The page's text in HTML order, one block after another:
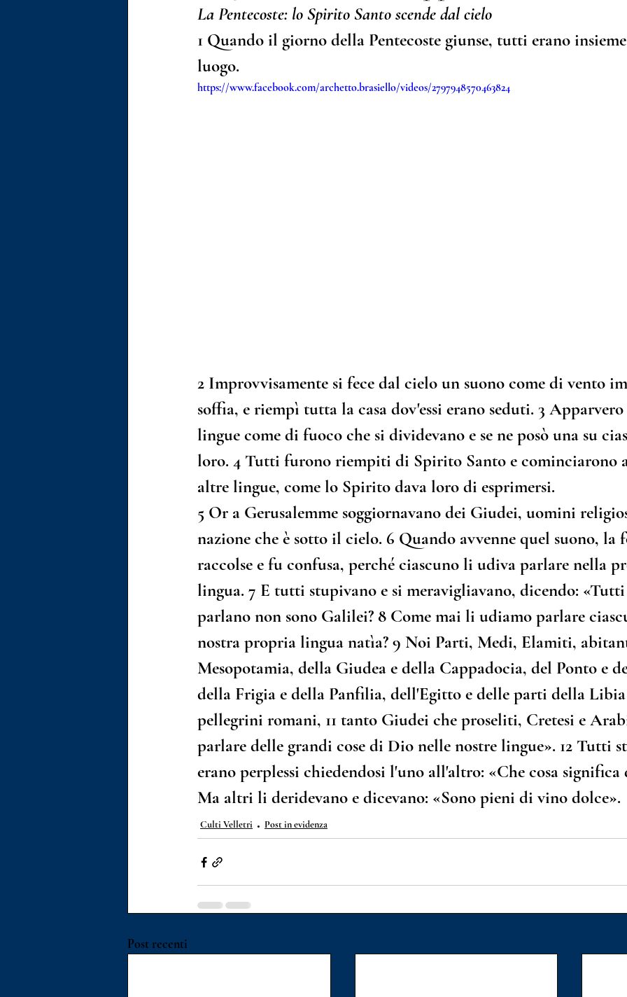
Pastore Gionathan Brasiello Cantici Cristiani Riflessioni del Pastore Nel sociale
Il nostro pastore come ospite
La Pentecoste: lo Spirito Santo scende dal cielo
1 Quando il giorno della Pentecoste giunse, tutti erano
luogo.
https://www.facebook.com/archetto.brasiello/videos/2797948570463824
2 Improvvisamente si fece dal cielo un suono come di vento
soffia, e riempì tutta la casa dov'essi erano seduti. 3
lingue come di fuoco che si dividevano e se ne posò una su
loro. 4 Tutti furono riempiti di Spirito Santo e cominciarono
altre lingue, come lo Spirito dava loro di esprimersi.
5 Or a Gerusalemme soggiornavano dei Giudei, uomini
nazione che è sotto il cielo. 6 Quando avvenne quel suono, la
raccolse e fu confusa, perché ciascuno li udiva parlare nella
lingua. 7 E tutti stupivano e si meravigliavano, dicendo:
parlano non sono Galilei? 8 Come mai li udiamo parlare
nostra propria lingua natìa? 9 Noi Parti, Medi, Elamiti,
Mesopotamia, della Giudea e della Cappadocia, del Ponto e
della Frigia e della Panfilia, dell'Egitto e delle parti della
pellegrini romani, 11 tanto Giudei che proseliti, Cretesi e
parlare delle grandi cose di Dio nelle nostre lingue». 12 Tutti
erano perplessi chiedendosi l'uno all'altro: «Che cosa significa
Ma altri li deridevano e dicevano: «Sono pieni di vino dolce».
Culti Velletri Post in evidenza
Post recenti